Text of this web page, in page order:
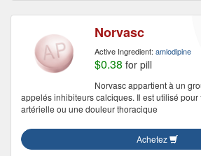
Norvasc
Active Ingredient: amlodipine
$0.38 for pill
Norvasc appartient à un
appelés inhibiteurs calciques. Il est utilisé pour
artérielle ou une douleur thoracique
Achetez